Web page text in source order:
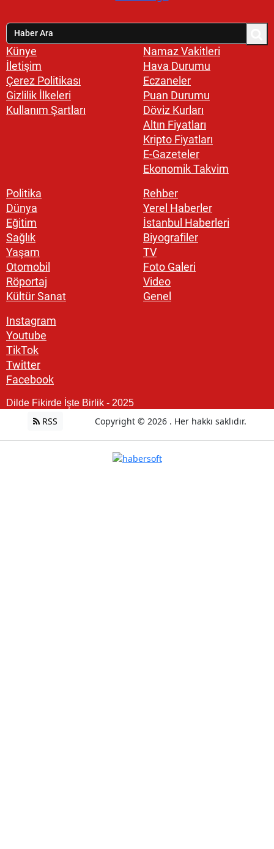
Künye
İletişim
Çerez Politikası
Gizlilik İlkeleri
Kullanım Şartları
Namaz Vakitleri
Hava Durumu
Eczaneler
Puan Durumu
Döviz Kurları
Altın Fiyatları
Kripto Fiyatları
E-Gazeteler
Ekonomik Takvim
Politika
Dünya
Eğitim
Sağlık
Yaşam
Otomobil
Röportaj
Kültür Sanat
Rehber
Yerel Haberler
İstanbul Haberleri
Biyografiler
TV
Foto Galeri
Video
Genel
Instagram
Youtube
TikTok
Twitter
Facebook
Dilde Fikirde İşte Birlik - 2025
RSS Copyright © 2026 . Her hakkı saklıdır.